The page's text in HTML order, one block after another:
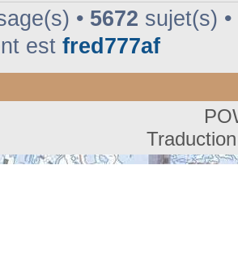
• 5672 sujet(s) •
est fred777af